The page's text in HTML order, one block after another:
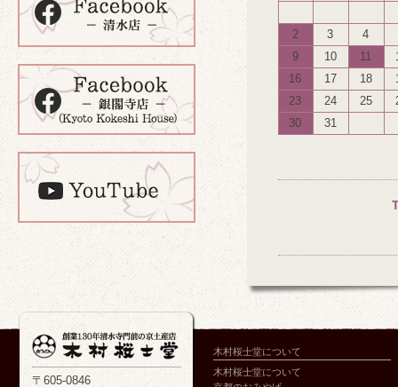
2 3
4
9
10 11
16
17 18
23
24 25
30
31
〒605-0846
木村桜士堂について
木村桜士堂について